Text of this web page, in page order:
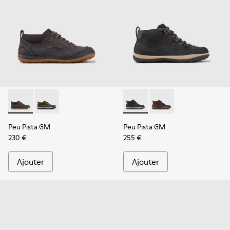
Peu Pista GM - K300556-001 - Chaussures grises en cuir
Peu Pista GM - K300556-002 - Chaussures en cuir
Peu Pista GM
230 €
Ajouter
Peu Pista GM - K300557-
Peu Pista GM -
Peu Pista GM
255 €
Ajouter